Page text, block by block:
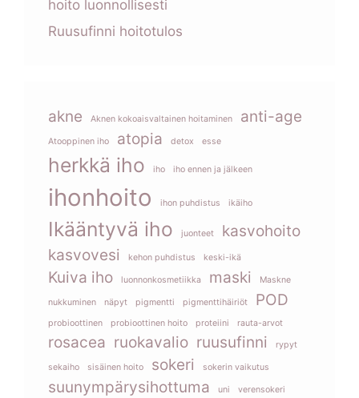
hoito luonnollisesti
Ruusufinni hoitotulos
akne Aknen kokoaisvaltainen hoitaminen anti-age
Atooppinen iho atopia detox esse
herkkä iho iho iho ennen ja jälkeen
ihonhoito ihon puhdistus ikäiho
Ikääntyvä iho juonteet
kasvohoito
kasvovesi
kehon puhdistus keski-ikä
Kuiva iho luonnonkosmetiikka maski Maskne
nukkuminen näpyt pigmentti pigmenttihäiriöt POD
probioottinen probioottinen hoito proteiini rauta-arvot
rosacea ruokavalio ruusufinni rypyt
sekaiho sisäinen hoito sokeri sokerin vaikutus
suunympärysihottuma uni
verensokeri